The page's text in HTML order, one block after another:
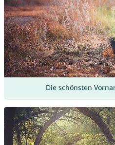
Die schönsten